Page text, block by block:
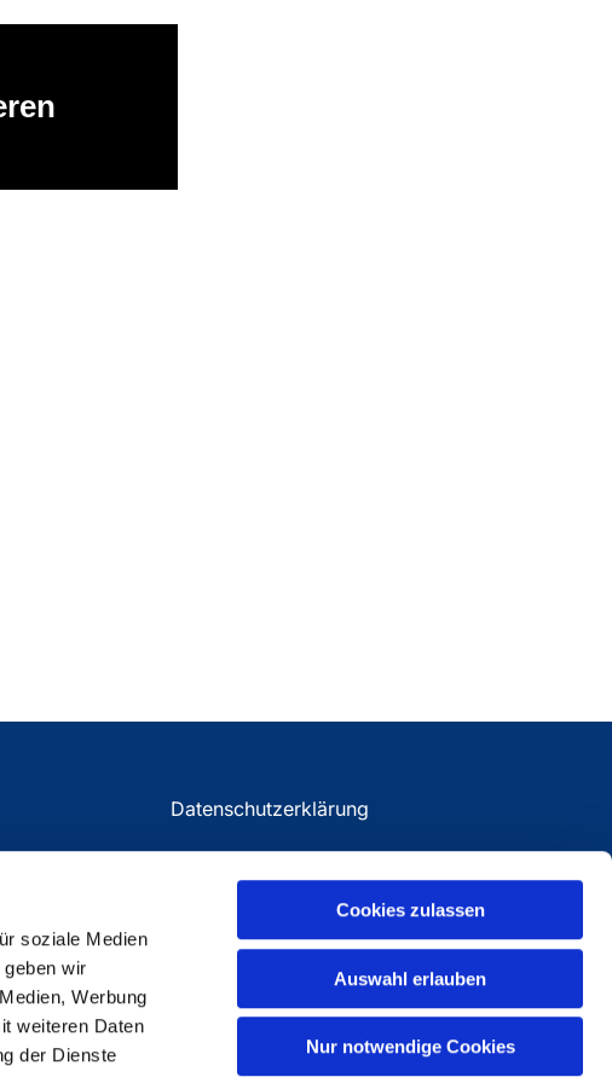
soziale Medien
wir
Werbung
weiteren Daten
der Dienste
Cookies zulassen
Auswahl erlauben
Nur notwendige Cookies
Datenschutzerklärung
Impressum